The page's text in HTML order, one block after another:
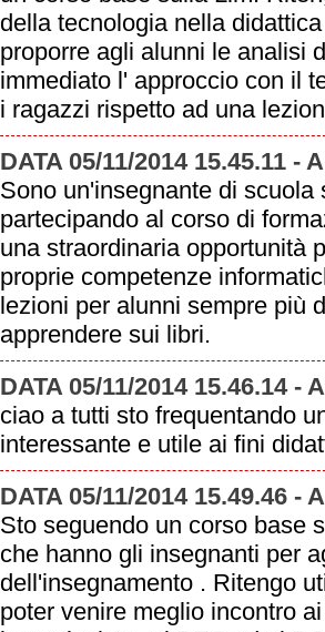
della tecnologia nella
proporre agli alunni le analisi
immediato l' approccio con il
i ragazzi rispetto ad una
DATA 05/11/2014 15.45.11 -
Sono un'insegnante di
partecipando al corso di
una straordinaria opportunità
proprie competenze
lezioni per alunni sempre più
apprendere sui libri.
DATA 05/11/2014 15.46.14 -
ciao a tutti sto frequentando
interessante e utile ai fini
DATA 05/11/2014 15.49.46 -
Sto seguendo un corso base
che hanno gli insegnanti per
dell'insegnamento . Ritengo
poter venire meglio incontro